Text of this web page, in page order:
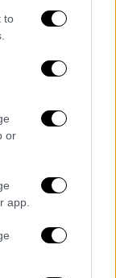
to
or
app.
το πότε
αυτή με
συναυλία
Όσοι θεατές
και